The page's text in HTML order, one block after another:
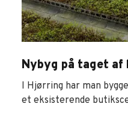
Nybyg på taget
I Hjørring har man
et eksisterende